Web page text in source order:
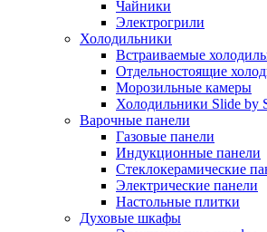
Чайники
Электрогрили
Холодильники
Встраиваемые
Отдельностоящие
Морозильные камеры
Холодильники Slide by
Варочные панели
Газовые панели
Индукционные панели
Стеклокерамические
Электрические панели
Настольные плитки
Духовые шкафы